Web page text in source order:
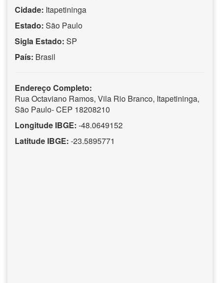
Cidade: Itapetininga
Estado: São Paulo
Sigla Estado: SP
País: Brasil
Endereço Completo:
Rua Octaviano Ramos, Vila Rio Branco, Itapetininga,
São Paulo- CEP 18208210
Longitude IBGE: -48.0649152
Latitude IBGE: -23.5895771